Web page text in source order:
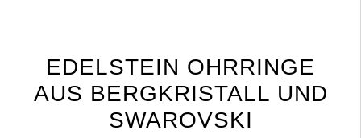
EDELSTEIN OHRRINGE
AUS BERGKRISTALL UND
SWAROVSKI